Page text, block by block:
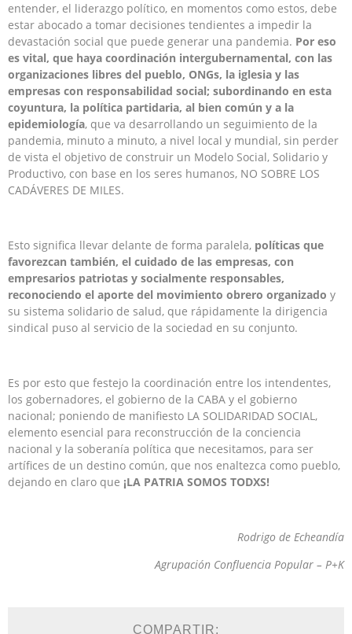
entender, el liderazgo político, en momentos como estos, debe
estar abocado a tomar decisiones tendientes a impedir la
devastación social que puede generar una pandemia. Por eso
es vital, que haya coordinación intergubernamental, con las
organizaciones libres del pueblo, ONGs, la iglesia y las
empresas con responsabilidad social; subordinando en esta
coyuntura, la política partidaria, al bien común y a la
epidemiología, que va desarrollando un seguimiento de la
pandemia, minuto a minuto, a nivel local y mundial, sin perder
de vista el objetivo de construir un Modelo Social, Solidario y
Productivo, con base en los seres humanos, NO SOBRE LOS
CADÁVERES DE MILES.
Esto significa llevar delante de forma paralela, políticas que
favorezcan también, el cuidado de las empresas, con
empresarios patriotas y socialmente responsables,
reconociendo el aporte del movimiento obrero organizado y
su sistema solidario de salud, que rápidamente la dirigencia
sindical puso al servicio de la sociedad en su conjunto.
Es por esto que festejo la coordinación entre los intendentes,
los gobernadores, el gobierno de la CABA y el gobierno
nacional; poniendo de manifiesto LA SOLIDARIDAD SOCIAL,
elemento esencial para reconstrucción de la conciencia
nacional y la soberanía política que necesitamos, para ser
artífices de un destino común, que nos enaltezca como pueblo,
dejando en claro que ¡LA PATRIA SOMOS TODXS!
Rodrigo de Echeandía
Agrupación Confluencia Popular – P+K
COMPARTIR: